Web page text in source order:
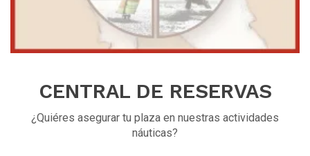
CENTRAL DE RESERVAS
¿Quiéres asegurar tu plaza en nuestras actividades
náuticas?